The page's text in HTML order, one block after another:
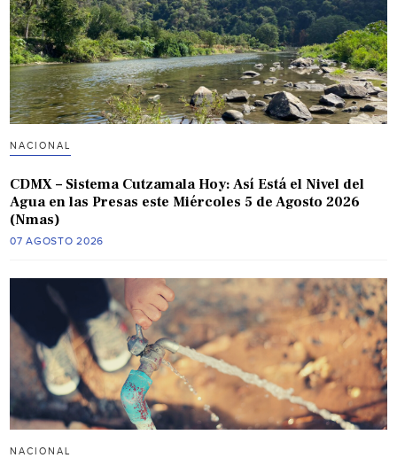
NACIONAL
CDMX – Sistema Cutzamala Hoy: Así Está el Nivel del
Agua en las Presas este Miércoles 5 de Agosto 2026
(Nmas)
07 AGOSTO 2026
NACIONAL